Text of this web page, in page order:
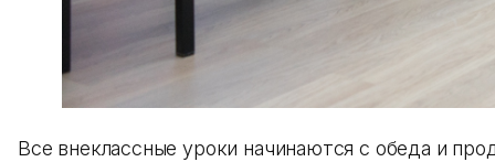
Все внеклассные уроки начинаются с обеда и